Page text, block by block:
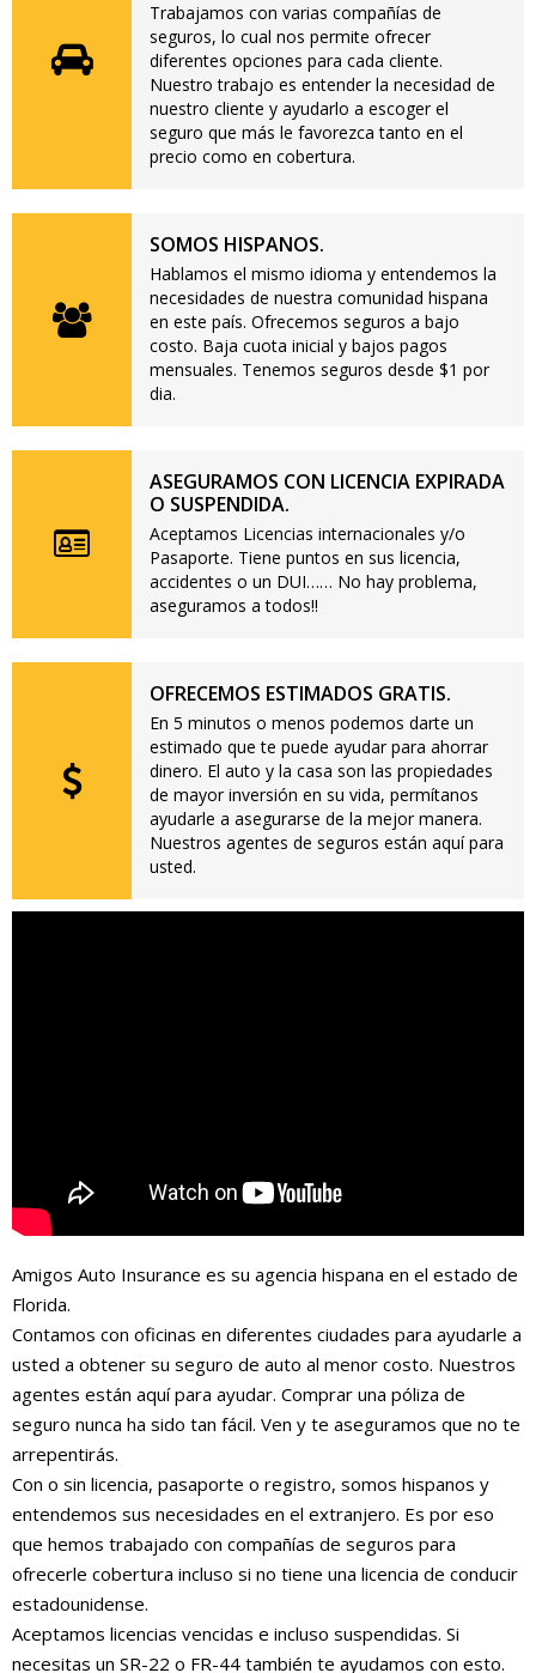
Trabajamos con varias compañías de
seguros, lo cual nos permite ofrecer
diferentes opciones para cada cliente.
Nuestro trabajo es entender la necesidad de
nuestro cliente y ayudarlo a escoger el
seguro que más le favorezca tanto en el
precio como en cobertura.
SOMOS HISPANOS.
Hablamos el mismo idioma y entendemos la
necesidades de nuestra comunidad hispana
en este país. Ofrecemos seguros a bajo
costo. Baja cuota inicial y bajos pagos
mensuales. Tenemos seguros desde $1 por
dia.
ASEGURAMOS CON LICENCIA EXPIRADA
O SUSPENDIDA.
Aceptamos Licencias internacionales y/o
Pasaporte. Tiene puntos en sus licencia,
accidentes o un DUI…… No hay problema,
aseguramos a todos!!
OFRECEMOS ESTIMADOS GRATIS.
En 5 minutos o menos podemos darte un
estimado que te puede ayudar para ahorrar
dinero. El auto y la casa son las propiedades
de mayor inversión en su vida, permítanos
ayudarle a asegurarse de la mejor manera.
Nuestros agentes de seguros están aquí para
usted.
Amigos Auto Insurance es su agencia hispana en el estado de
Florida.
Contamos con oficinas en diferentes ciudades para ayudarle a
usted a obtener su seguro de auto al menor costo. Nuestros
agentes están aquí para ayudar. Comprar una póliza de
seguro nunca ha sido tan fácil. Ven y te aseguramos que no te
arrepentirás.
Con o sin licencia, pasaporte o registro, somos hispanos y
entendemos sus necesidades en el extranjero. Es por eso
que hemos trabajado con compañías de seguros para
ofrecerle cobertura incluso si no tiene una licencia de conducir
estadounidense.
Aceptamos licencias vencidas e incluso suspendidas. Si
necesitas un SR-22 o FR-44 también te ayudamos con esto.